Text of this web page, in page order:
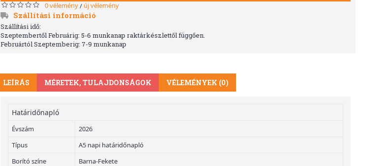
0 vélemény/ új vélemény
Szállítási információ
Szállítási idő:
Szeptembertől Februárig: 5-6 munkanap raktárkészlettől függően.
Februártól Szeptemberig: 7-9 munkanap
LEÍRÁS MÉRETEK, TULAJDONSÁGOK VÉLEMÉNYEK (0)
Határidőnapló
Évszám
2026
Típus
A5 napi határidőnapló
Borító színe
Barna-Fekete